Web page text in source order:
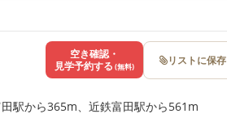
駅から365m、近鉄富田駅から561m
空き確認・
見学予約する (無料) リストに保存